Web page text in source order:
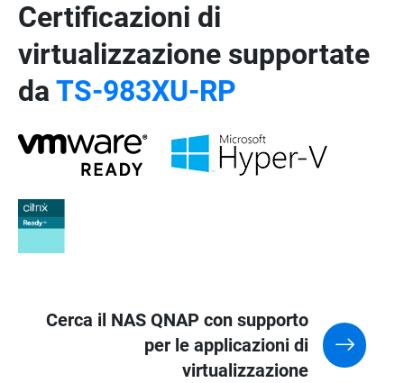
Certificazioni di
virtualizzazione supportate
da TS-983XU-RP
Cerca il NAS QNAP con supporto
per le applicazioni di
virtualizzazione